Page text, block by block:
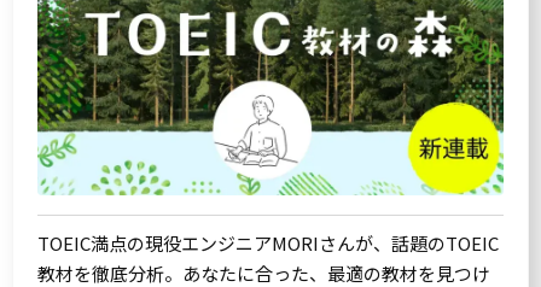
TOEIC満点の現役エンジニアMORIさんが、話題のTOEIC
教材を徹底分析。あなたに合った、最適の教材を見つけ